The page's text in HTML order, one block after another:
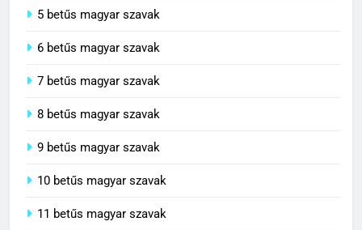
5 betűs magyar szavak
6 betűs magyar szavak
7 betűs magyar szavak
8 betűs magyar szavak
9 betűs magyar szavak
10 betűs magyar szavak
11 betűs magyar szavak